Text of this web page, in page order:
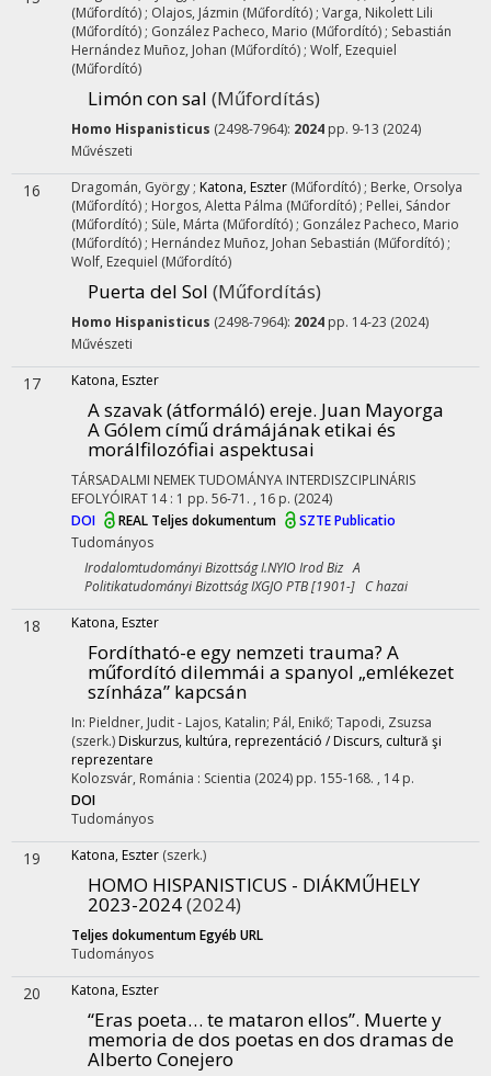
(Műfordító) ; Olajos, Jázmin (Műfordító) ; Varga, Nikolett Lili
(Műfordító) ; González Pacheco, Mario (Műfordító) ; Sebastián
Hernández Muñoz, Johan (Műfordító) ; Wolf, Ezequiel
(Műfordító)
Limón con sal (Műfordítás)
Homo Hispanisticus (2498-7964): 2024 pp. 9-13 (2024)
Művészeti
16 Dragomán, György ; Katona, Eszter (Műfordító) ; Berke, Orsolya
(Műfordító) ; Horgos, Aletta Pálma (Műfordító) ; Pellei, Sándor
(Műfordító) ; Süle, Márta (Műfordító) ; González Pacheco, Mario
(Műfordító) ; Hernández Muñoz, Johan Sebastián (Műfordító) ;
Wolf, Ezequiel (Műfordító)
Puerta del Sol (Műfordítás)
Homo Hispanisticus (2498-7964): 2024 pp. 14-23 (2024)
Művészeti
17 Katona, Eszter
A szavak (átformáló) ereje. Juan Mayorga
A Gólem című drámájának etikai és
morálfilozófiai aspektusai
TÁRSADALMI NEMEK TUDOMÁNYA INTERDISZCIPLINÁRIS
EFOLYÓIRAT 14: 1 pp. 56-71. , 16 p. (2024)
DOI
REAL Teljes dokumentum
SZTE Publicatio
Tudományos
Irodalomtudományi Bizottság I.NYIO Irod Biz A
Politikatudományi Bizottság IXGJO PTB [1901-] C hazai
18 Katona, Eszter
Fordítható-e egy nemzeti trauma? A
műfordító dilemmái a spanyol „emlékezet
színháza” kapcsán
In: Pieldner, Judit - Lajos, Katalin; Pál, Enikő; Tapodi, Zsuzsa
(szerk.) Diskurzus, kultúra, reprezentáció / Discurs, cultură şi
reprezentare
Kolozsvár, Románia : Scientia (2024) pp. 155-168. , 14 p.
DOI
Tudományos
19 Katona, Eszter (szerk.)
HOMO HISPANISTICUS - DIÁKMŰHELY
2023-2024(2024)
Teljes dokumentumEgyéb URL
Tudományos
20 Katona, Eszter
“Eras poeta… te mataron ellos”. Muerte y
memoria de dos poetas en dos dramas de
Alberto Conejero